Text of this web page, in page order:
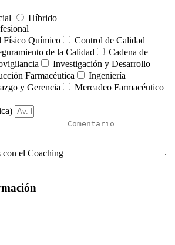
Híbrido
Físico Químico
Control de Calidad
de la Calidad
Cadena de
Investigación y Desarrollo
Farmacéutica
Ingeniería
y Gerencia
Mercadeo Farmacéutico
con el Coaching